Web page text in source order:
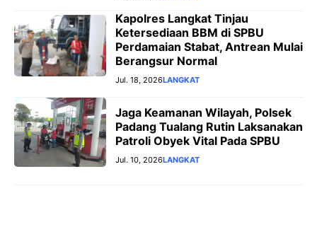
Kapolres Langkat Tinjau
Ketersediaan BBM di SPBU
Perdamaian Stabat, Antrean Mulai
Berangsur Normal
Jul. 18, 2026LANGKAT
Jaga Keamanan Wilayah, Polsek
Padang Tualang Rutin Laksanakan
Patroli Obyek Vital Pada SPBU
Jul. 10, 2026LANGKAT